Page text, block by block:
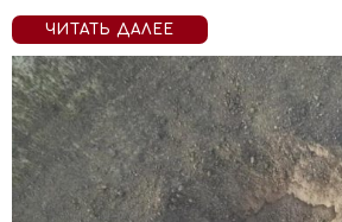
ЧИТАТЬ ДАЛЕЕ